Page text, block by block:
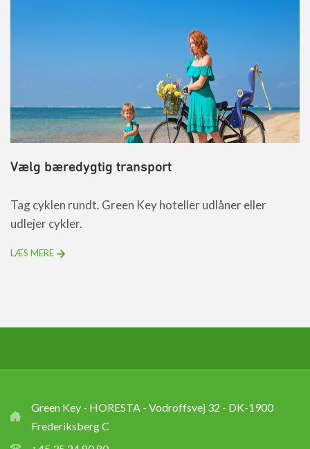
Vælg bæredygtig transport
Tag cyklen rundt. Green Key hoteller udlåner eller
udlejer cykler.
LÆS MERE
Green Key - HORESTA - Vodroffsvej 32 - DK-1900
Frederiksberg C